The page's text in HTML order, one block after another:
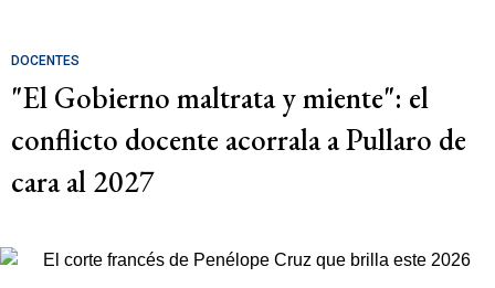
DOCENTES
"El Gobierno maltrata y miente": el
conflicto docente acorrala a Pullaro de
cara al 2027